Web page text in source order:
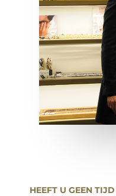
HEEFT U GEEN